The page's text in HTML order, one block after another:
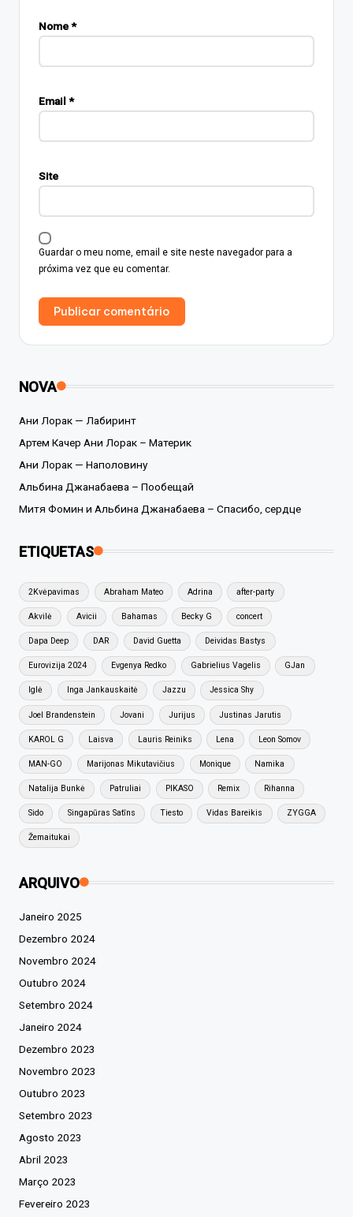
Nome*
Email *
Site
Guardar o meu nome, email e site neste navegador para a
próxima vez que eu comentar.
NOVA
Ани Лорак — Лабиринт
Артем Качер Ани Лорак – Материк
Ани Лорак — Наполовину
Альбина Джанабаева – Пообещай
Митя Фомин и Альбина Джанабаева – Спасибо, сердце
ETIQUETAS
2Kvėpavimas Abraham Mateo Adrina after-party
Akvilė Avicii Bahamas Becky G concert
Dapa Deep DAR David Guetta Deividas Bastys
Eurovizija 2024 Evgenya Redko Gabrielius Vagelis GJan
Iglė Inga Jankauskaitė Jazzu Jessica Shy
Joel Brandenstein Jovani Jurijus Justinas Jarutis
KAROL G Laisva Lauris Reiniks Lena Leon Somov
MAN-GO Marijonas Mikutavičius Monique Namika
Natalija Bunkė Patruliai PIKASO Remix Rihanna
Sido Singapūras Satīns Tiesto Vidas Bareikis ZYGGA
Žemaitukai
ARQUIVO
Janeiro 2025
Dezembro 2024
Novembro 2024
Outubro 2024
Setembro 2024
Janeiro 2024
Dezembro 2023
Novembro 2023
Outubro 2023
Setembro 2023
Agosto 2023
Abril 2023
Março 2023
Fevereiro 2023